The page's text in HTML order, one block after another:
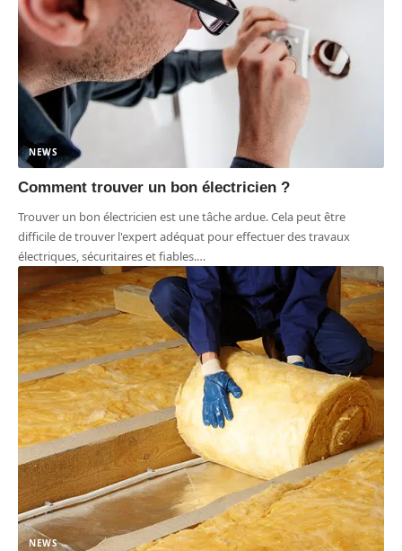
NEWS
Comment trouver un bon électricien ?
Trouver un bon électricien est une tâche ardue. Cela peut être
difficile de trouver l'expert adéquat pour effectuer des travaux
électriques, sécuritaires et fiables.…
NEWS